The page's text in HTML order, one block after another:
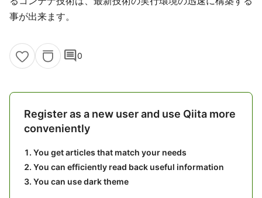
事が出来ます。
comment0
Register as a new user and use Qiita more
conveniently
You get articles that match your needs
You can efficiently read back useful information
You can use dark theme